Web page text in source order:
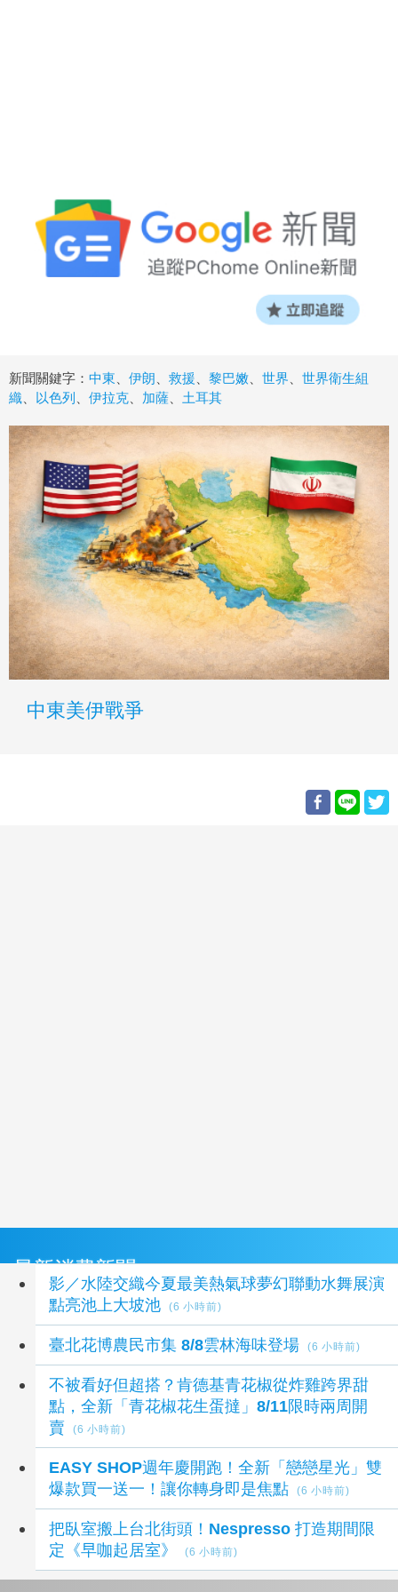
新聞關鍵字： 中東、 伊朗、 救援、 黎巴嫩、 世界、 世界衛生組
織、 以色列 、 伊拉克、 加薩、 土耳其
中東美伊戰爭
最新消費新聞
影／水陸交織今夏最美熱氣球夢幻聯動水舞展演
點亮池上大坡池
(6 小時前)
臺北花博農民市集 8/8雲林海味登場 (6 小時前)
不被看好但超搭？肯德基青花椒從炸雞跨界甜
點，全新「青花椒花生蛋撻」8/11限時兩周開
賣
(6 小時前)
EASY SHOP週年慶開跑！全新「戀戀星光」雙
爆款買一送一！讓你轉身即是焦點
(6 小時前)
把臥室搬上台北街頭！Nespresso 打造期間限
定《早咖起居室》
(6 小時前)